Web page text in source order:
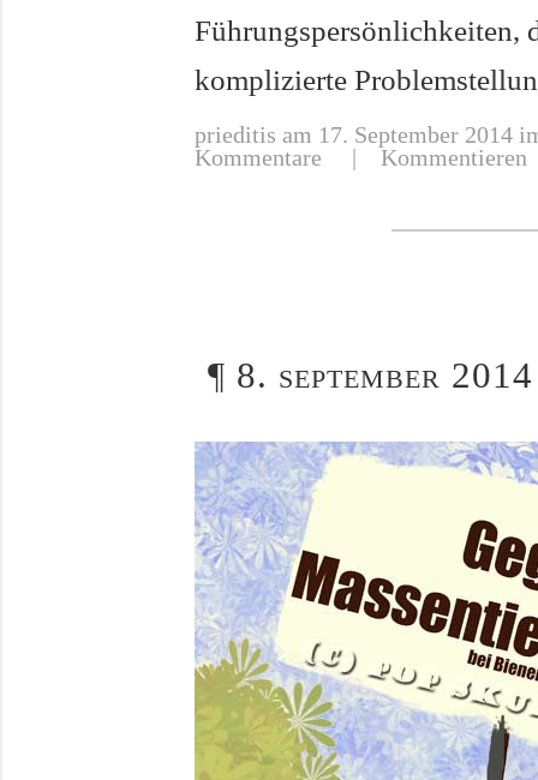
Führungspersönlichkeiten,
komplizierte
prieditis am 17. September 2014
Kommentare |Kommentieren
¶ 8. september